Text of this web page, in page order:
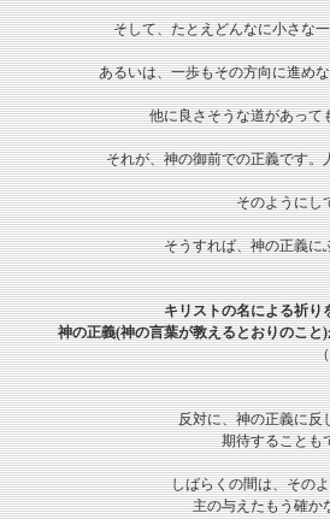
そして、たとえどんなに小さな
あるいは、一歩もその方向に進め
他に良さそうな道があって
それが、神の御前での正義です
そのようにし
そうすれば、神の正義に
キリストの名による祈り
神の正義(神の言葉が教えるとおりのこ
反対に、神の正義に反
期待することも
しばらくの間は、その
主の与えたもう確か